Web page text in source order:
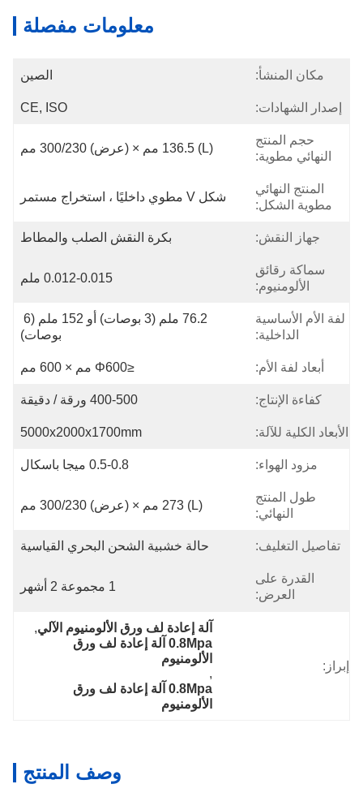
معلومات مفصلة
مكان المنشأ: الصين
إصدار الشهادات: CE, ISO
حجم المنتج
النهائي مطوية:
المنتج النهائي
مطوية الشكل:
شكل V مطوي داخليًا ، استخراج مستمر
جهاز النقش: بكرة النقش الصلب والمطاط
سماكة رقائق
الألومنيوم:
0.012-0.015 ملم
لفة الأم الأساسية
الداخلية:
76.2 ملم (3 بوصات) أو 152 ملم (6
بوصات)
أبعاد لفة الأم: ≤φ600 مم × 600 مم
كفاءة الإنتاج: 400-500 ورقة / دقيقة
الأبعاد الكلية للآلة: 5000x2000x1700mm
مزود الهواء: 0.5-0.8 ميجا باسكال
طول المنتج
النهائي:
تفاصيل التغليف: حالة خشبية الشحن البحري القياسية
القدرة على
العرض:
1 مجموعة 2 أشهر
إبراز:
آلة إعادة لف ورق الألومنيوم الآلي ,
0.8Mpa آلة إعادة لف ورق
الألومنيوم
,
0.8Mpa آلة إعادة لف ورق
الألومنيوم
وصف المنتج